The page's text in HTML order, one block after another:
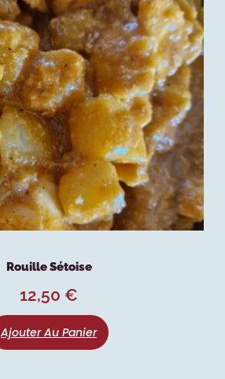
Rouille Sétoise
12,50 €
Ajouter Au Panier